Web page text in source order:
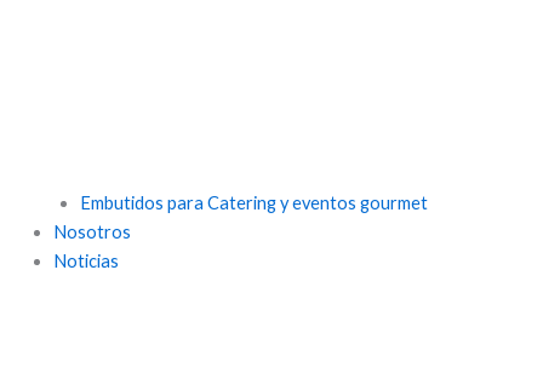
Embutidos para Catering y eventos gourmet
Nosotros
Noticias